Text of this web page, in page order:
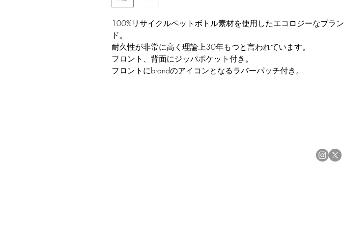
100%リサイクルペットボトル素材を使用したエコロジーなブラン
ド。
耐久性が非常に高く理論上30年もつと言われています。
フロント、背面にジッパポケット付き。
フロントにbrandのアイコンとなるラバーパッチ付き。